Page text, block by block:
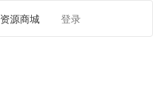
资源商城 登录